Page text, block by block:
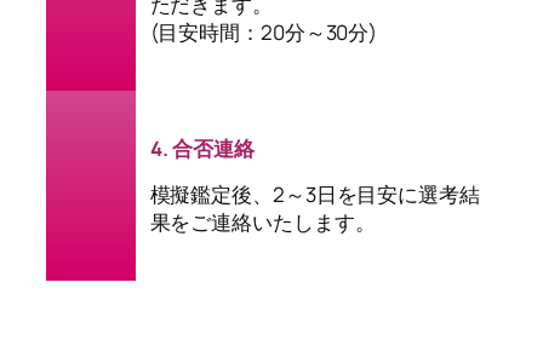
(目安時間：20分～30分)
4. 合否連絡
模擬鑑定後、2～3日を目安に選考結
果をご連絡いたします。